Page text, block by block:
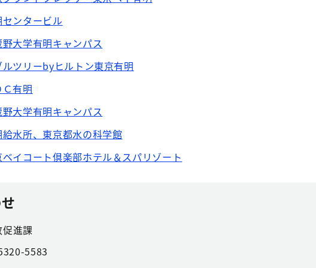
センタービル
野大学有明キャンパス
ルツリーbyヒルトン東京有明
Ｃ有明
野大学有明キャンパス
給水所、東京都水の科学館
ベイコート倶楽部ホテル＆スパリゾート
進課
5583